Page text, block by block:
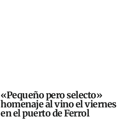
«Pequeño pero selecto»
homenaje al vino el viernes
en el puerto de Ferrol